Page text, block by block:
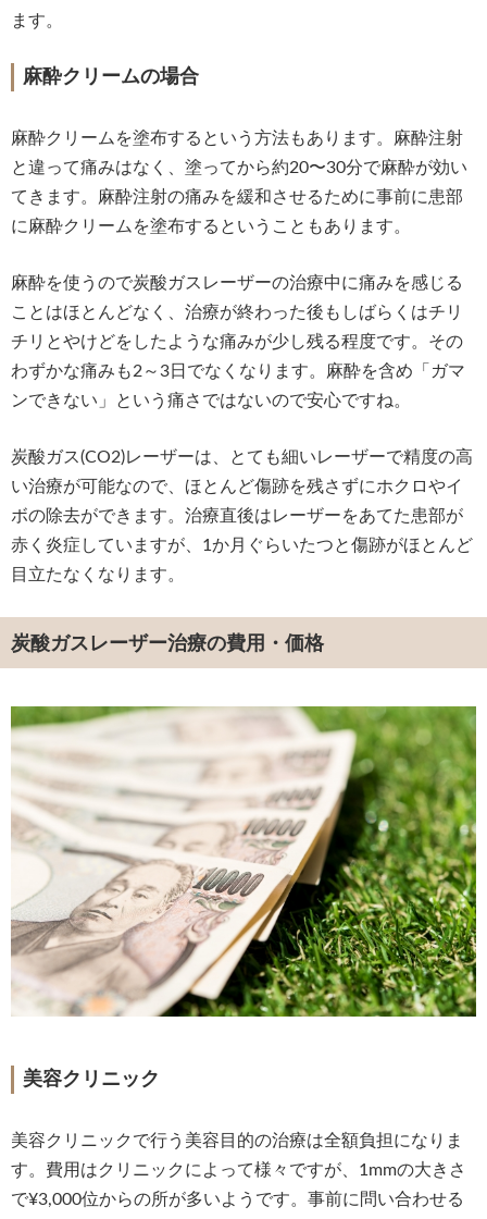
ます。
麻酔クリームの場合
麻酔クリームを塗布するという方法もあります。麻酔注射
と違って痛みはなく、塗ってから約20〜30分で麻酔が効い
てきます。麻酔注射の痛みを緩和させるために事前に患部
に麻酔クリームを塗布するということもあります。
麻酔を使うので炭酸ガスレーザーの治療中に痛みを感じる
ことはほとんどなく、治療が終わった後もしばらくはチリ
チリとやけどをしたような痛みが少し残る程度です。その
わずかな痛みも2～3日でなくなります。麻酔を含め「ガマ
ンできない」という痛さではないので安心ですね。
炭酸ガス(CO2)レーザーは、とても細いレーザーで精度の高
い治療が可能なので、ほとんど傷跡を残さずにホクロやイ
ボの除去ができます。治療直後はレーザーをあてた患部が
赤く炎症していますが、1か月ぐらいたつと傷跡がほとんど
目立たなくなります。
炭酸ガスレーザー治療の費用・価格
美容クリニック
美容クリニックで行う美容目的の治療は全額負担になりま
す。費用はクリニックによって様々ですが、1mmの大きさ
で¥3,000位からの所が多いようです。事前に問い合わせる